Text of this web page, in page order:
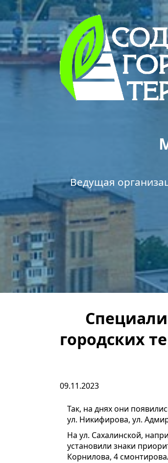
Ведущая
городских
09.11.2023
Так, на днях они
ул. Никифирова, ул.
На ул. Сахалинской,
установили знаки
Корнилова, 4